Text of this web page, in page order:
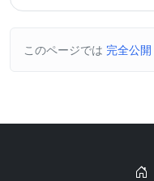
このページでは 完全公開